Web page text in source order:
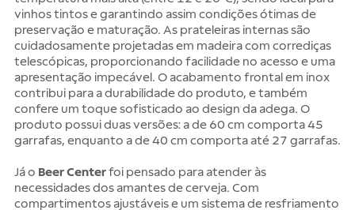
vinhos tintos e garantindo assim condições ótimas de
preservação e maturação. As prateleiras internas são
cuidadosamente projetadas em madeira com corrediças
telescópicas, proporcionando facilidade no acesso e uma
apresentação impecável. O acabamento frontal em inox
contribui para a durabilidade do produto, e também
confere um toque sofisticado ao design da adega. O
produto possui duas versões: a de 60 cm comporta 45
garrafas, enquanto a de 40 cm comporta até 27 garrafas.
Já o Beer Centerfoi pensado para atender às
necessidades dos amantes de cerveja. Com
compartimentos ajustáveis e um sistema de resfriamento